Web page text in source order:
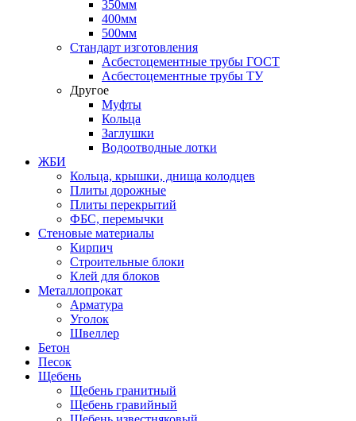
350мм
400мм
500мм
Стандарт изготовления
Асбестоцементные трубы ГОСТ
Асбестоцементные трубы ТУ
Другое
Муфты
Кольца
Заглушки
Водоотводные лотки
ЖБИ
Кольца, крышки, днища колодцев
Плиты дорожные
Плиты перекрытий
ФБС, перемычки
Стеновые материалы
Кирпич
Строительные блоки
Клей для блоков
Металлопрокат
Арматура
Уголок
Швеллер
Бетон
Песок
Щебень
Щебень гранитный
Щебень гравийный